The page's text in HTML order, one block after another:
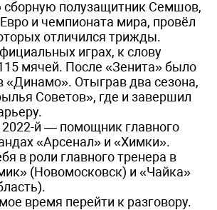
сборную полузащитник Семшов,
и чемпионата мира, провёл
отличился трижды.
играх, к слову
мячей. После «Зенита» было
«Динамо». Отыграв два сезона,
Советов», где и завершил
2022-й — помощник главного
«Арсенал» и «Химки».
в роли главного тренера в
(Новомосковск) и «Чайка»
время перейти к разговору.